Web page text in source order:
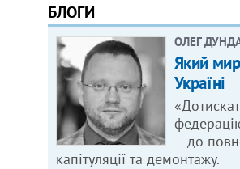
БЛОГИ
ОЛЕГ
Який
Україні
– до
капітуляції та демонтажу.